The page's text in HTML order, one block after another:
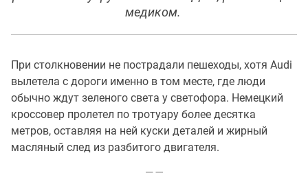
медиком.
При столкновении не пострадали пешеходы, хотя Audi
вылетела с дороги именно в том месте, где люди
обычно ждут зеленого света у светофора. Немецкий
кроссовер пролетел по тротуару более десятка
метров, оставляя на ней куски деталей и жирный
масляный след из разбитого двигателя.